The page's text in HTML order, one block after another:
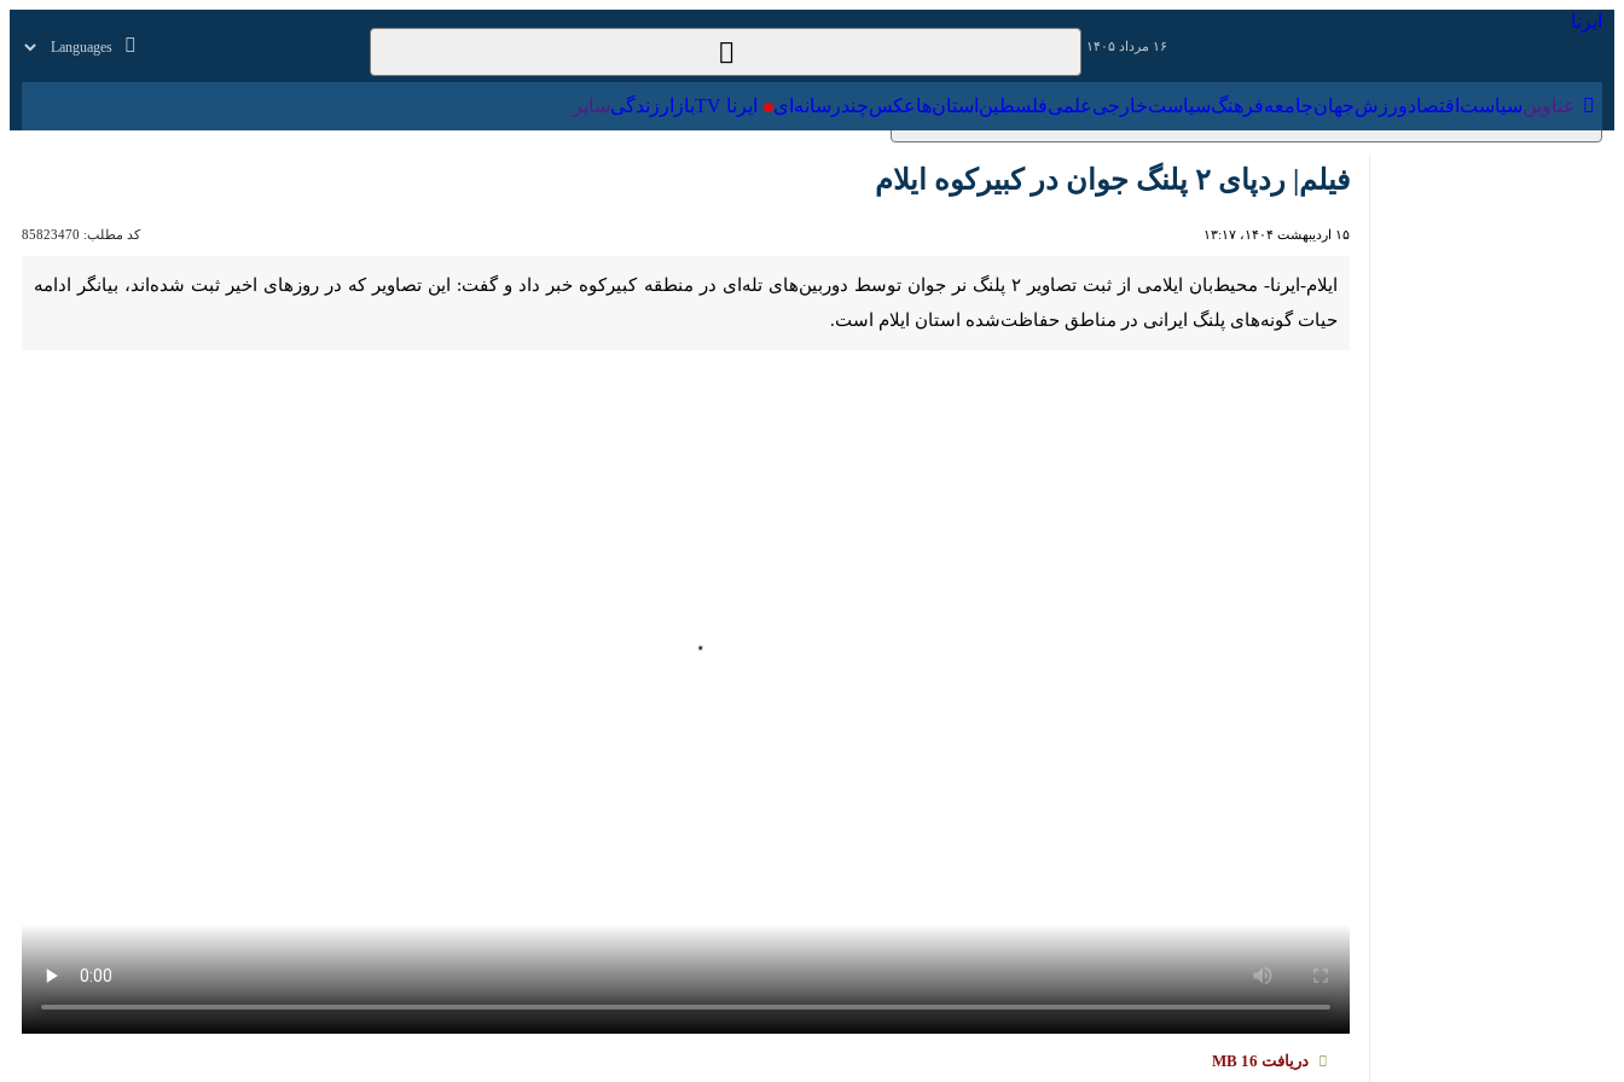
عناوین‌ سیاست اقتصاد ورزش جهان جامعه فرهنگ سیاست‌خارجی علمی فلسطین استان‌ها عکس چندرسانه‌ای ایرنا TV
فیلم| ردپای ۲ پلنگ جوان در کبیرکوه ایلام
کد مطلب: 85823470
ایلام-ایرنا- محیط‌بان ایلامی از ثبت تصاویر ۲ پلنگ نر جوان توسط دوربین‌های تله‌ای در منطقه کبیرکوه خبر داد و گفت: این تصاویر که در روزهای اخیر ثبت شده‌اند، بیانگر ادامه حیات
گونه‌های پلنگ ایرانی در مناطق حفاظت‌شده استان ایلام است.
دریافت16 MB